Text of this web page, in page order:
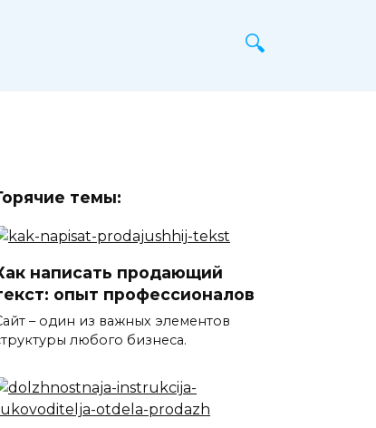
темы:
написать продающий
опыт профессионалов
– один из важных элементов
любого бизнеса.